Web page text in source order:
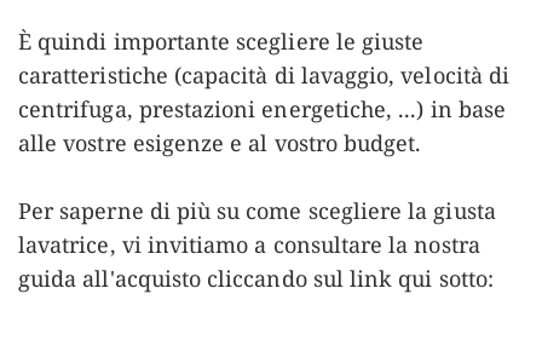
È quindi importante scegliere le giuste
caratteristiche (capacità di lavaggio, velocità di
centrifuga, prestazioni energetiche, ...) in base
alle vostre esigenze e al vostro budget.
Per saperne di più su come scegliere la giusta
lavatrice, vi invitiamo a consultare la nostra
guida all'acquisto cliccando sul link qui sotto: